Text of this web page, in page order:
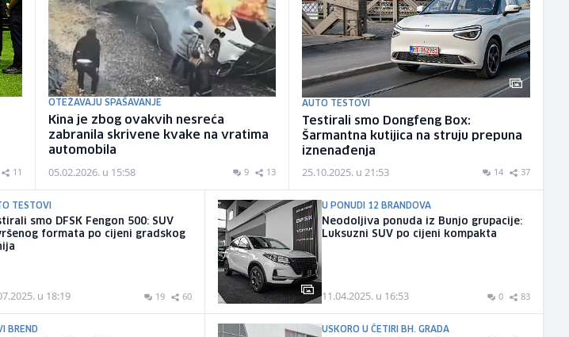
11
OTEŽAVAJU SPAŠAVANJE
Kina je zbog ovakvih nesreća
zabranila skrivene kvake na vratima
automobila
05.02.2026. u 15:58 9 13
AUTO TESTOVI
Testirali smo Dongfeng Box:
Šarmantna kutijica na struju prepuna
iznenađenja
25.10.2025. u 21:53 14 37
TESTOVI
smo DFSK Fengon 500: SUV
formata po cijeni gradskog
u 18:19 19 60
U PONUDI 12 BRANDOVA
Neodoljiva ponuda iz Bunjo grupacije:
Luksuzni SUV po cijeni kompakta
11.04.2025. u 16:53 0 83
BREND USKORO U ČETIRI BH. GRADA